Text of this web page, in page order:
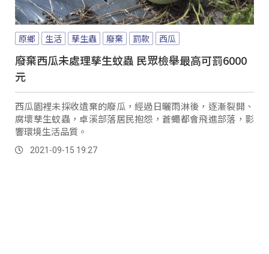
原鄉 生活 孳生蟲 廢棄 罰款 西瓜
廢棄西瓜未處理孳生蚊蟲 民眾檢舉最高可罰6000
元
西瓜園裡未採收遺棄的廢瓜，經過日曬雨淋後，逐漸裂開、
腐壞孳生蚊蟲，卓溪部落居民抱怨，蒼蠅都會飛進部落，影
響環境生活品質。
2021-09-15 19:27